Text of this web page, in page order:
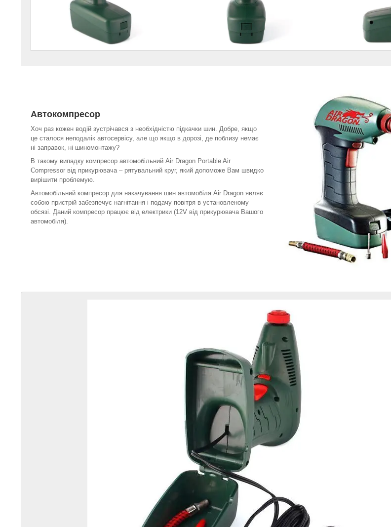
Автокомпресор
Хоч раз кожен водій зустрічався з необхідністю підкачки шин. Добре, якщо
це сталося неподалік автосервісу, але що якщо в дорозі, де поблизу немає
ні заправок, ні шиномонтажу?
В такому випадку компресор автомобільний Air Dragon Portable Air
Compressor від прикурювача – рятувальний круг, який допоможе Вам швидко
вирішити проблемую.
Автомобільний компресор для накачування шин автомобіля Air Dragon являє
собою пристрій забезпечує нагнітання і подачу повітря в установленому
обсязі. Даний компресор працює від електрики (12V від прикурювача Вашого
автомобіля).